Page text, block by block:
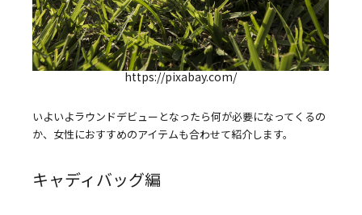
https://pixabay.com/
いよいよラウンドデビューとなったら何が必要になってくるの
か、女性におすすめのアイテムも合わせて紹介します。
キャディバッグ編